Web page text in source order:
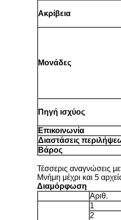
Ακρίβεια
Μονάδες
Πηγή ισχύος
Επικοινωνία
Διαστάσεις
Βάρος
Τέσσερις αναγνώσεις
Μνήμη μέχρι και 5
Διαμόρφωση
Αριθ.
1
2